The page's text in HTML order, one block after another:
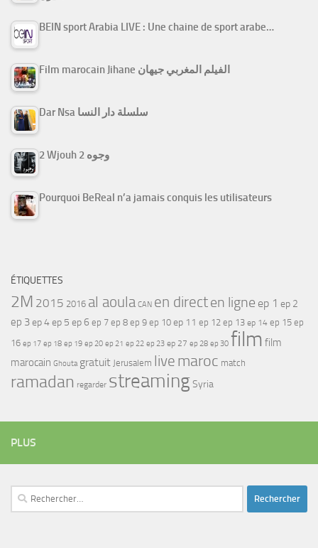
BEIN sport Arabia LIVE : Une chaine de sport arabe…
Film marocain Jihane الفيلم المغربي جيهان
Dar Nsa سلسلة دار النسا
2 Wjouh 2 وجوه
Pourquoi BeReal n’a jamais conquis les utilisateurs
ÉTIQUETTES
2M 2015 2016 al aoula CAN en directen ligne ep 1 ep 2
ep 3ep 4ep 5 ep 6 ep 7 ep 8 ep 9 ep 10 ep 11 ep 12 ep 13 ep 14 ep 15 ep
16 ep 17 ep 18 ep 19 ep 20 ep 21 ep 22 ep 23 ep 27 ep 28 ep 30 film film
marocain Ghouta gratuit Jerusalem live maroc match
ramadan regarder streamingSyria
PLUS
Rechercher :